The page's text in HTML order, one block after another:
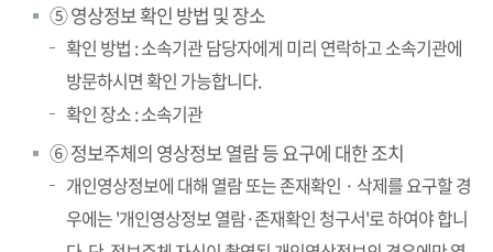
⑤ 영상정보 확인 방법 및 장소
확인 방법 : 소속기관 담당자에게 미리 연락하고 소속기관에
방문하시면 확인 가능합니다.
확인 장소 : 소속기관
⑥ 정보주체의 영상정보 열람 등 요구에 대한 조치
개인영상정보에 대해 열람 또는 존재확인 · 삭제를 요구할 경
우에는 '개인영상정보 열람·존재확인 청구서'로 하여야 합니